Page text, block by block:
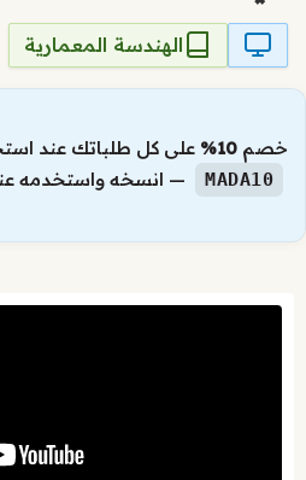
الهندسة المعمارية
خصم 10% على كل طلباتك عند
MADA10 — انسخه واستخدمه